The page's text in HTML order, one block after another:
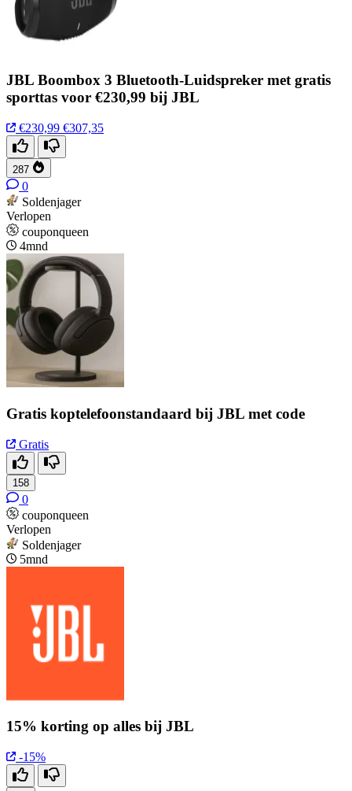
JBL Boombox 3 Bluetooth-Luidspreker met gratis
sporttas voor €230,99 bij JBL
€230,99 €307,35
287
0
Soldenjager
Verlopen
couponqueen
4mnd
Gratis koptelefoonstandaard bij JBL met code
Gratis
158
0
couponqueen
Verlopen
Soldenjager
5mnd
15% korting op alles bij JBL
-15%